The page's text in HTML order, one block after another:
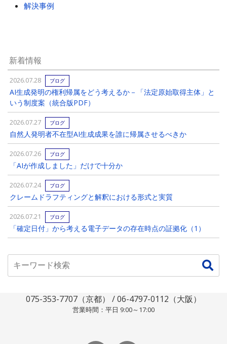
解決事例
新着情報
2026.07.28 ブログ
AI生成発明の権利帰属をどう考えるか－「法定原始取得主体」と
いう制度案（統合版PDF）
2026.07.27 ブログ
自然人発明者不在型AI生成成果を誰に帰属させるべきか
2026.07.26 ブログ
「AIが作成しました」だけで十分か
2026.07.24 ブログ
クレームドラフティングと解釈における形式と実質
2026.07.21 ブログ
「確定日付」から考える電子データの存在時点の証拠化（1）
075-353-7707（京都） / 06-4797-0112（大阪）
営業時間：平日 9:00～17:00